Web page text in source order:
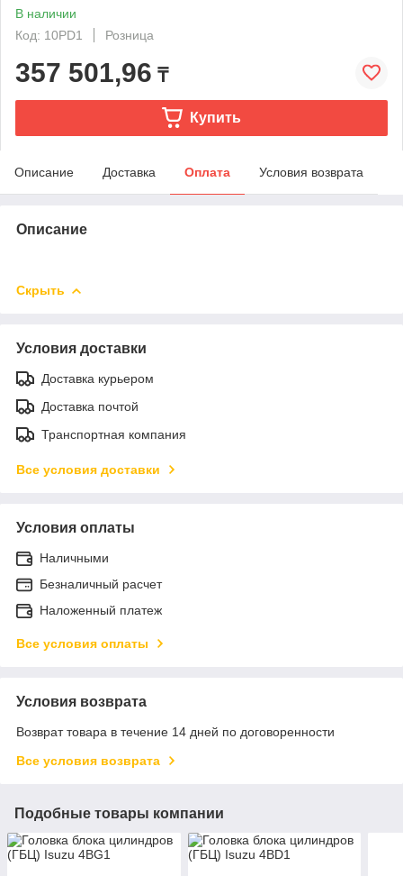
В наличии
Код: 10PD1
Розница
357 501,96 ₸
Купить
Описание Доставка Оплата Условия возврата
Описание
Скрыть
Условия доставки
Доставка курьером
Доставка почтой
Транспортная компания
Все условия доставки
Условия оплаты
Наличными
Безналичный расчет
Наложенный платеж
Все условия оплаты
Условия возврата
Возврат товара в течение 14 дней по договоренности
Все условия возврата
Подобные товары компании